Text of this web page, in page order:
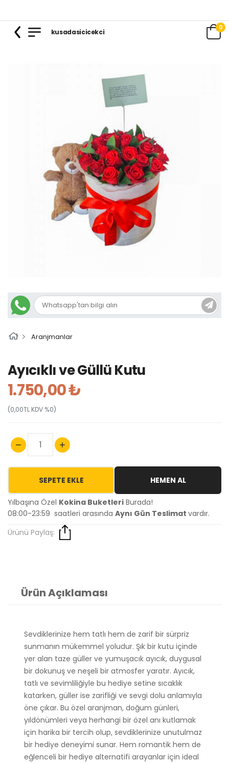
kusadasicicekci
0
Aranjmanlar
Ayıcıklı ve Güllü Kutu
1.750,00 ₺
(0,00TL KDV %0)
SEPETE EKLE HEMEN AL
Yılbaşına Özel Kokina Buketleri Burada!
08:00-23:59 saatleri arasında Aynı Gün Teslimat vardır.
Ürünü Paylaş:
Ürün Açıklaması
Sevdiklerinize hem tatlı hem de zarif bir sürpriz
sunmanın mükemmel yoludur. Şık bir kutu içinde
yer alan taze güller ve yumuşacık ayıcık, duygusal
bir dokunuş ve neşeli bir atmosfer yaratır. Ayıcık,
tatlı ve sevimliliğiyle bu hediye setine sıcaklık
katarken, güller ise zarifliği ve sevgi dolu anlamıyla
öne çıkar. Bu özel aranjman, doğum günleri,
yıldönümleri veya herhangi bir özel anı kutlamak
için harika bir tercih olup, sevdiklerinize unutulmaz
bir hediye deneyimi sunar. Hem romantik hem de
eğlenceli bir hediye alternatifi arayanlar için ideal